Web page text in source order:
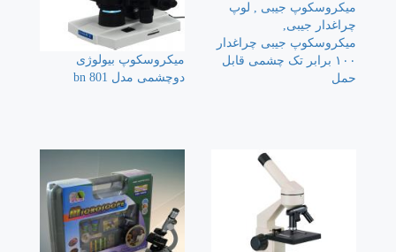
میکروسکوپ جیبی چراغدار
۱۰۰ برابر تک چشمی قابل
حمل
میکروسکوپ بیولوژی
دوچشمی مدل 801 bn